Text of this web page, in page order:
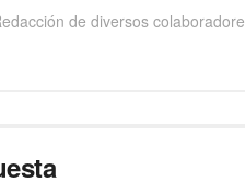
de diversos